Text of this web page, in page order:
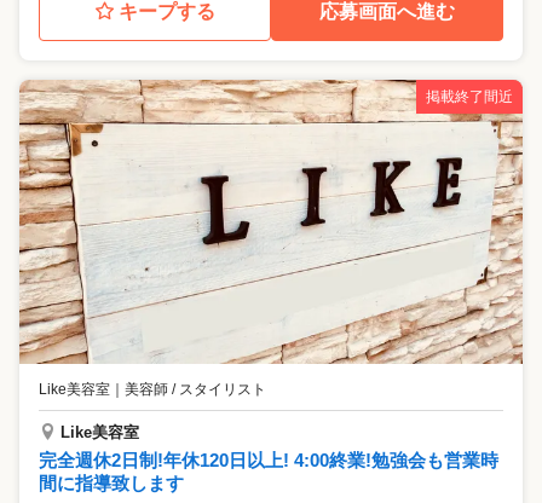
キープする 応募画面へ進む
掲載終了間近
Like美容室 ｜ 美容師 / スタイリスト
Like美容室
完全週休2日制!年休120日以上! 4:00終業!勉強会も営業時
間に指導致します